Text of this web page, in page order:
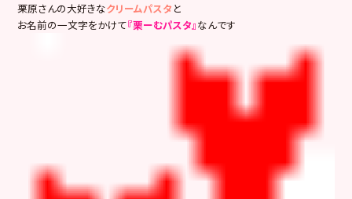
栗原さんの大好きなクリームパスタ と
お名前の一文字をかけて『栗ーむパスタ』なんです